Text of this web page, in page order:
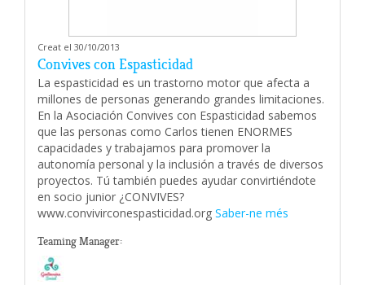
Creat el 30/10/2013
Convives con Espasticidad
La espasticidad es un trastorno motor que afecta a
millones de personas generando grandes limitaciones.
En la Asociación Convives con Espasticidad sabemos
que las personas como Carlos tienen ENORMES
capacidades y trabajamos para promover la
autonomía personal y la inclusión a través de diversos
proyectos. Tú también puedes ayudar convirtiéndote
en socio junior ¿CONVIVES?
www.convivirconespasticidad.org Saber-ne més
Teaming Manager: